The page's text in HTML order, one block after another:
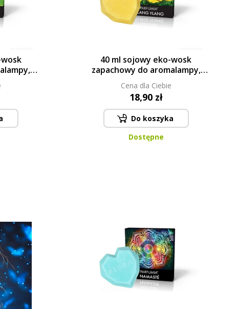
40 ml sojowy eko-wosk
zapachowy do aromalampy,
YLANG YLANG, PARFUMIA®
Cena dla Ciebie
18,90 zł
Do koszyka
Dostępne